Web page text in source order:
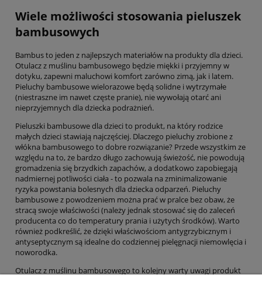
Wiele możliwości stosowania pieluszek
bambusowych
Bambus to jeden z najlepszych materiałów na produkty dla dzieci.
Otulacz z muślinu bambusowego będzie miękki i przyjemny w
dotyku, zapewni maluchowi komfort zarówno zimą, jak i latem.
Pieluchy bambusowe wielorazowe będą solidne i wytrzymałe
(niestraszne im nawet częste pranie), nie wywołają otarć ani
nieprzyjemnych dla dziecka podrażnień.
Pieluszki bambusowe dla dzieci to produkt, na który rodzice
małych dzieci stawiają najczęściej. Dlaczego pieluchy zrobione z
włókna bambusowego to dobre rozwiązanie? Przede wszystkim ze
względu na to, że bardzo długo zachowują świeżość, nie powodują
gromadzenia się brzydkich zapachów, a dodatkowo zapobiegają
nadmiernej potliwości ciała - to pozwala na zminimalizowanie
ryzyka powstania bolesnych dla dziecka odparzeń. Pieluchy
bambusowe z powodzeniem można prać w pralce bez obaw, że
stracą swoje właściwości (należy jednak stosować się do zaleceń
producenta co do temperatury prania i użytych środków). Warto
również podkreślić, że dzięki właściwościom antygrzybicznym i
antyseptycznym są idealne do codziennej pielęgnacji niemowlęcia i
noworodka.
Otulacz z muślinu bambusowego to kolejny warty uwagi produkt